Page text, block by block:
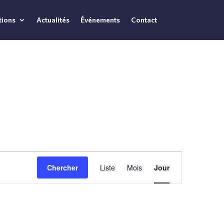
Actualités Événements Contact
Chercher
DE
Liste Mois Jour